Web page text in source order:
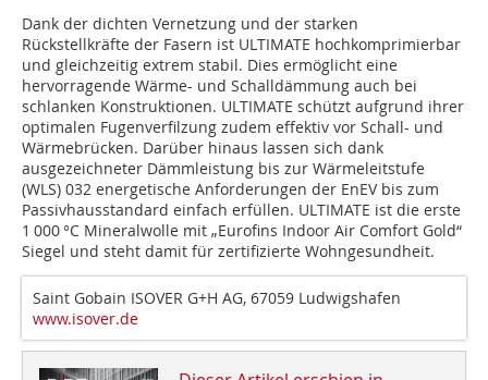
Dank der dichten Vernetzung und der starken
Rückstellkräfte der Fasern ist ULTIMATE hochkomprimierbar
und gleichzeitig extrem stabil. Dies ermöglicht eine
hervorragende Wärme- und Schalldämmung auch bei
schlanken Konstruktionen. ULTIMATE schützt aufgrund ihrer
optimalen Fugenverfilzung zudem effektiv vor Schall- und
Wärmebrücken. Darüber hinaus lassen sich dank
ausgezeichneter Dämmleistung bis zur Wärmeleitstufe
(WLS) 032 energetische Anforderungen der EnEV bis zum
Passivhausstandard einfach erfüllen. ULTIMATE ist die erste
1 000 °C Mineralwolle mit „Eurofins Indoor Air Comfort Gold“
Siegel und steht damit für zertifizierte Wohngesundheit.
Saint Gobain ISOVER G+H AG, 67059 Ludwigshafen
www.isover.de